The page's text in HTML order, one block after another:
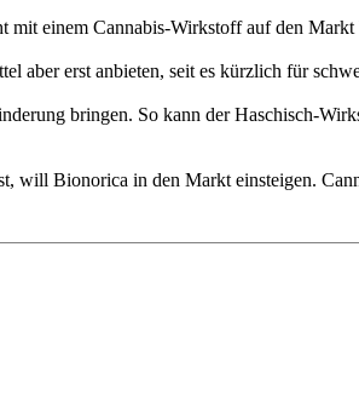
einem Cannabis-Wirkstoff auf den Markt
aber erst anbieten, seit es kürzlich für
bringen. So kann der Haschisch-
will Bionorica in den Markt einsteigen.